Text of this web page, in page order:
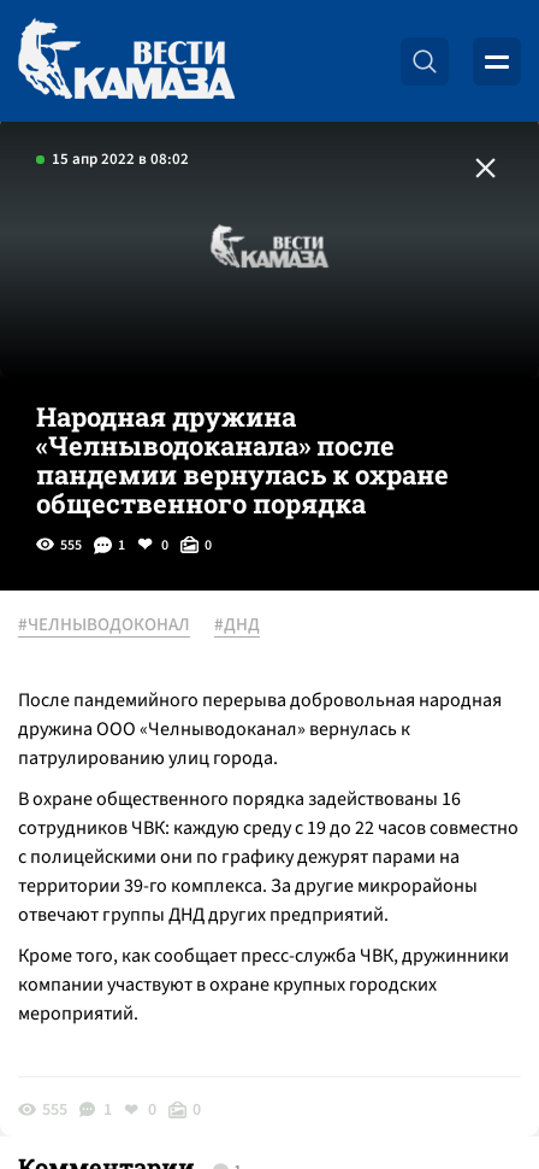
15 апр 2022 в 08:02
Народная дружина
«Челныводоканала» после
пандемии вернулась к охране
общественного порядка
555 1 0 0
#ЧЕЛНЫВОДОКОНАЛ #ДНД
После пандемийного перерыва добровольная народная
дружина ООО «Челныводоканал» вернулась к
патрулированию улиц города.
В охране общественного порядка задействованы 16
сотрудников ЧВК: каждую среду с 19 до 22 часов совместно
с полицейскими они по графику дежурят парами на
территории 39-го комплекса. За другие микрорайоны
отвечают группы ДНД других предприятий.
Кроме того, как сообщает пресс-служба ЧВК, дружинники
компании участвуют в охране крупных городских
мероприятий.
555 1 0 0